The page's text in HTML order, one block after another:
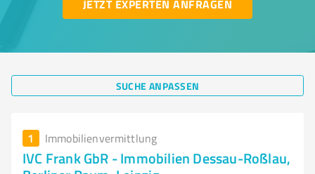
JETZT EXPERTEN ANFRAGEN
SUCHE ANPASSEN
1 Immobilienvermittlung
IVC Frank GbR - Immobilien Dessau-Roßlau,